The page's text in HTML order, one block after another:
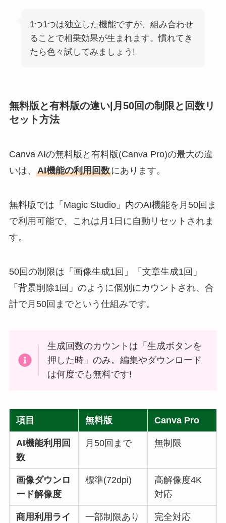
1つ1つは独立した機能ですが、組み合わせ
ることで相乗効果が生まれます。慣れてき
たら色々試してみましょう!
無料版と有料版の違い|月50回の制限と回数リ
セット方法
Canva AIの無料版と有料版(Canva Pro)の最大の違
いは、 AI機能の利用回数にあります。
無料版では「Magic Studio」内のAI機能を月50回ま
で利用可能で、これは月1日に自動リセットされま
す。
50回の制限は「画像生成1回」「文章生成1回」
「背景削除1回」のように個別にカウントされ、合
計で月50回までという仕組みです。
生成回数のカウントは「生成ボタンを
押した時」のみ。編集やダウンロード
は何度でも無料です!
項目 無料版 Canva Pro
AI機能利用回
数
月50回まで 無制限
画像ダウンロ
ード解像度
標準(72dpi)
高解像度4K
対応
商用利用ライ
一部制限あり 完全対応